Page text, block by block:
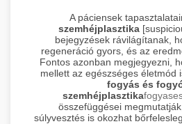
A páciensek
szemhéjplasztika
bejegyzések rávilágítanak,
regeneráció gyors, és az
Fontos azonban megjegyezni,
mellett az egészséges életmód
fogyás és
szemhéjplasztika
összefüggései
súlyvesztés is okozhat